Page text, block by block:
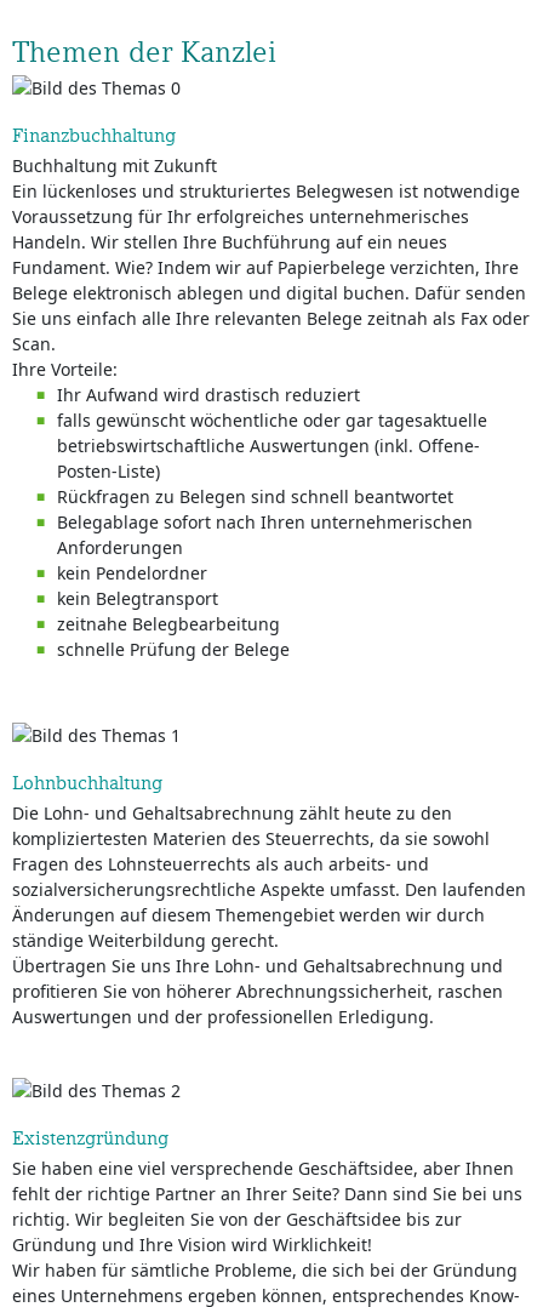
Themen der Kanzlei
Finanzbuchhaltung
Buchhaltung mit Zukunft
Ein lückenloses und strukturiertes Belegwesen ist notwendige
Voraussetzung für Ihr erfolgreiches unternehmerisches
Handeln. Wir stellen Ihre Buchführung auf ein neues
Fundament. Wie? Indem wir auf Papierbelege verzichten, Ihre
Belege elektronisch ablegen und digital buchen. Dafür senden
Sie uns einfach alle Ihre relevanten Belege zeitnah als Fax oder
Scan.
Ihre Vorteile:
Ihr Aufwand wird drastisch reduziert
falls gewünscht wöchentliche oder gar tagesaktuelle
betriebswirtschaftliche Auswertungen (inkl. Offene-
Posten-Liste)
Rückfragen zu Belegen sind schnell beantwortet
Belegablage sofort nach Ihren unternehmerischen
Anforderungen
kein Pendelordner
kein Belegtransport
zeitnahe Belegbearbeitung
schnelle Prüfung der Belege
Lohnbuchhaltung
Die Lohn- und Gehaltsabrechnung zählt heute zu den
kompliziertesten Materien des Steuerrechts, da sie sowohl
Fragen des Lohnsteuerrechts als auch arbeits- und
sozialversicherungsrechtliche Aspekte umfasst. Den laufenden
Änderungen auf diesem Themengebiet werden wir durch
ständige Weiterbildung gerecht.
Übertragen Sie uns Ihre Lohn- und Gehaltsabrechnung und
profitieren Sie von höherer Abrechnungssicherheit, raschen
Auswertungen und der professionellen Erledigung.
Existenzgründung
Sie haben eine viel versprechende Geschäftsidee, aber Ihnen
fehlt der richtige Partner an Ihrer Seite? Dann sind Sie bei uns
richtig. Wir begleiten Sie von der Geschäftsidee bis zur
Gründung und Ihre Vision wird Wirklichkeit!
Wir haben für sämtliche Probleme, die sich bei der Gründung
eines Unternehmens ergeben können, entsprechendes Know-